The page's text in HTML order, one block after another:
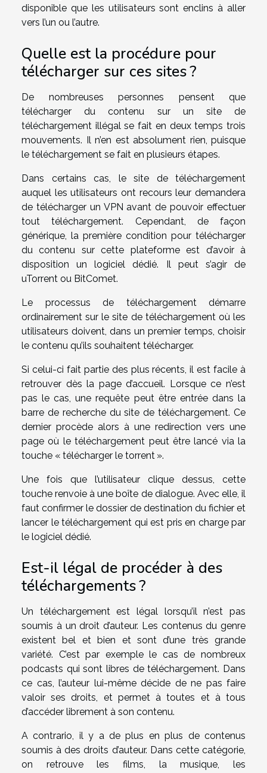
disponible que les utilisateurs sont enclins à aller
vers l’un ou l’autre.
Quelle est la procédure pour
télécharger sur ces sites ?
De nombreuses personnes pensent que
télécharger du contenu sur un site de
téléchargement illégal se fait en deux temps trois
mouvements. Il n’en est absolument rien, puisque
le téléchargement se fait en plusieurs étapes.
Dans certains cas, le site de téléchargement
auquel les utilisateurs ont recours leur demandera
de télécharger un VPN avant de pouvoir effectuer
tout téléchargement. Cependant, de façon
générique, la première condition pour télécharger
du contenu sur cette plateforme est d’avoir à
disposition un logiciel dédié. Il peut s’agir de
uTorrent ou BitComet.
Le processus de téléchargement démarre
ordinairement sur le site de téléchargement où les
utilisateurs doivent, dans un premier temps, choisir
le contenu qu’ils souhaitent télécharger.
Si celui-ci fait partie des plus récents, il est facile à
retrouver dès la page d’accueil. Lorsque ce n’est
pas le cas, une requête peut être entrée dans la
barre de recherche du site de téléchargement. Ce
dernier procède alors à une redirection vers une
page où le téléchargement peut être lancé via la
touche « télécharger le torrent ».
Une fois que l’utilisateur clique dessus, cette
touche renvoie à une boîte de dialogue. Avec elle, il
faut confirmer le dossier de destination du fichier et
lancer le téléchargement qui est pris en charge par
le logiciel dédié.
Est-il légal de procéder à des
téléchargements ?
Un téléchargement est légal lorsqu’il n’est pas
soumis à un droit d’auteur. Les contenus du genre
existent bel et bien et sont d’une très grande
variété. C’est par exemple le cas de nombreux
podcasts qui sont libres de téléchargement. Dans
ce cas, l’auteur lui-même décide de ne pas faire
valoir ses droits, et permet à toutes et à tous
d’accéder librement à son contenu.
A contrario, il y a de plus en plus de contenus
soumis à des droits d’auteur. Dans cette catégorie,
on retrouve les films, la musique, les